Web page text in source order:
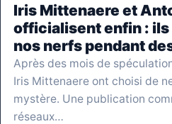
Iris Mittenaere et
officialisent enfin : ils
nos nerfs pendant
Après des mois de
Iris Mittenaere ont choisi de
mystère. Une publication
réseaux…